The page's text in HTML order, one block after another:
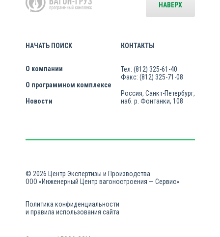
НАЧАТЬ ПОИСК
О компании
О программном комплексе
Новости
КОНТАКТЫ
Тел: (812) 325-61-40
Факс: (812) 325-71-08
Россия, Санкт-Петербург,
наб. р. Фонтанки, 108
НАВЕРХ
© 2026 Центр Экспертизы и Производства
ООО «Инженерный Центр вагоностроения — Сервис»
Политика конфиденциальности
и правила использования сайта